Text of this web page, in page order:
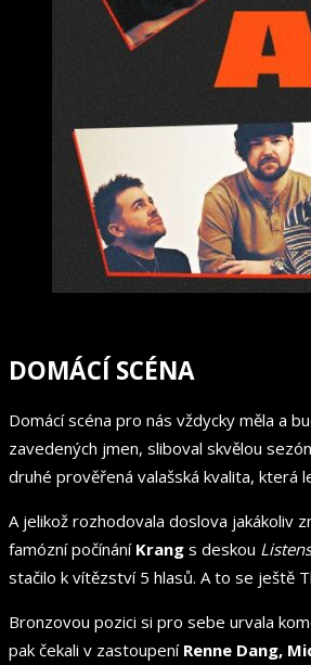
DOMÁCÍ SCÉNA
Domácí scéna pro nás vždycky měla a
zavedených jmen, sliboval skvělou
druhé prověřená valašská kvalita, která
A jelikož rozhodovala doslova jakákoliv
famózní počínání Krang s deskou
stačilo k vítězství 5 hlasů. A to se ještě
Bronzovou pozici si pro sebe urvala
pak čekali v zastoupení Renne Dang,